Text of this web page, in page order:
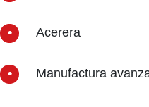
Acerera
Manufactura